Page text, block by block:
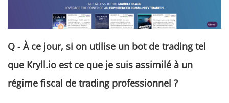
Q - À ce jour, si on utilise un bot de trading tel
que Kryll.io est ce que je suis assimilé à un
régime fiscal de trading professionnel ?